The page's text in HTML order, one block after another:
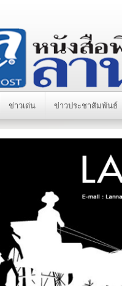
ข่าวเด่น ข่าวประชาสัมพันธ์